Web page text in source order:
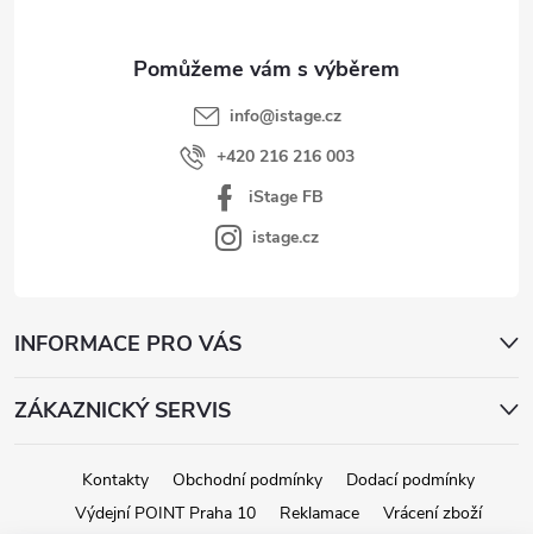
info@istage.cz
+420 216 216 003
iStage FB
istage.cz
INFORMACE PRO VÁS
ZÁKAZNICKÝ SERVIS
Kontakty Obchodní podmínky
Dodací podmínky
Výdejní POINT Praha 10
Reklamace Vrácení zboží